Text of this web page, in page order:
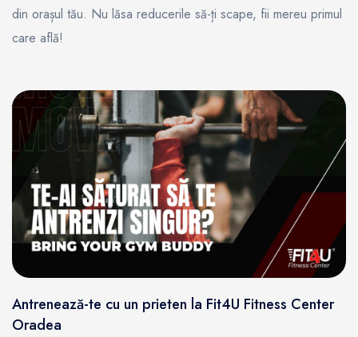
din orașul tău. Nu lăsa reducerile să-ți scape, fii mereu primul
care află!
Antrenează-te cu un prieten la Fit4U Fitness Center
Oradea